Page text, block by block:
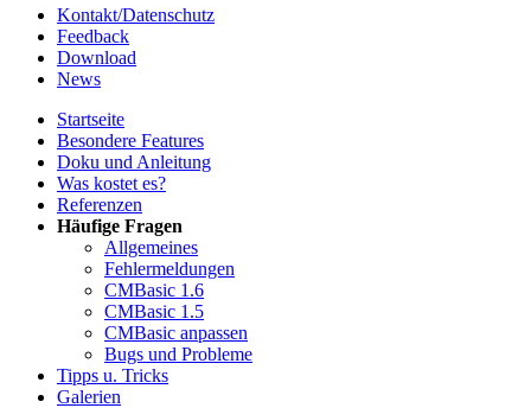
Kontakt/Datenschutz
Feedback
Download
News
Startseite
Besondere Features
Doku und Anleitung
Was kostet es?
Referenzen
Häufige Fragen
Allgemeines
Fehlermeldungen
CMBasic 1.6
CMBasic 1.5
CMBasic anpassen
Bugs und Probleme
Tipps u. Tricks
Galerien